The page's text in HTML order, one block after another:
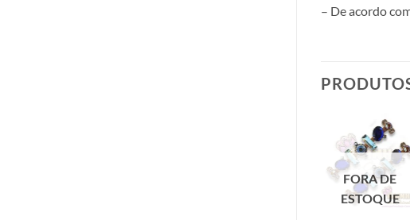
– De acordo
FORA DE
ESTOQUE